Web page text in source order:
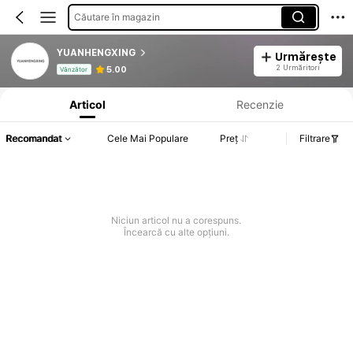
Căutare în magazin
YUANHENGXING
Vânzător 5.00
Urmărește
2 Urmăritori
Informații despre produs: Divulgarea prețului, detalii privind vânzările și stocul.
Articol Recenzie
Recomandat Cele Mai Populare Preț Filtrare
Niciun articol nu a corespuns.
Încearcă cu alte opțiuni.